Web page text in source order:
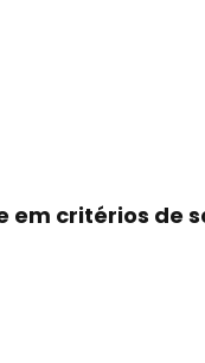
critérios de